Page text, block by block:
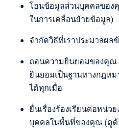
โอนข้อมูลส่วนบุคคลของ
ในการเคลื่อนย้ายข้อมูล)
จำกัดวิธีที่เราประมวลผ
ถอนความยินยอมของคุณ
ยินยอมเป็นฐานทางกฎห
ได้ทุกเมื่อ
ยื่นเรื่องร้องเรียนต่อหน่ว
บุคคลในพื้นที่ของคุณ (ดูด้